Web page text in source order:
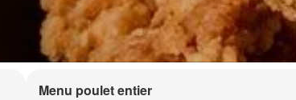
Menu poulet entier